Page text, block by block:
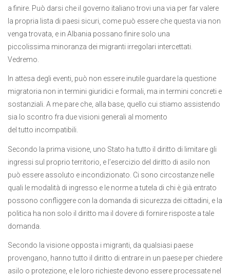
a finire. Può darsi che il governo italiano trovi una via per far valere
la propria lista di paesi sicuri, come può essere che questa via non
venga trovata, e in Albania possano finire solo una
piccolissima minoranza dei migranti irregolari intercettati.
Vedremo.
In attesa degli eventi, può non essere inutile guardare la questione
migratoria non in termini giuridici e formali, ma in termini concreti e
sostanziali. A me pare che, alla base, quello cui stiamo assistendo
sia lo scontro fra due visioni generali al momento
del tutto incompatibili.
Secondo la prima visione, uno Stato ha tutto il diritto di limitare gli
ingressi sul proprio territorio, e l’esercizio del diritto di asilo non
può essere assoluto e incondizionato. Ci sono circostanze nelle
quali le modalità di ingresso e le norme a tutela di chi è già entrato
possono confliggere con la domanda di sicurezza dei cittadini, e la
politica ha non solo il diritto ma il dovere di fornire risposte a tale
domanda.
Secondo la visione opposta i migranti, da qualsiasi paese
provengano, hanno tutto il diritto di entrare in un paese per chiedere
asilo o protezione, e le loro richieste devono essere processate nel